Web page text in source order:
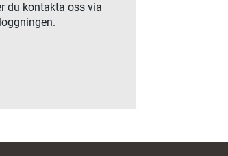
du kontakta oss via